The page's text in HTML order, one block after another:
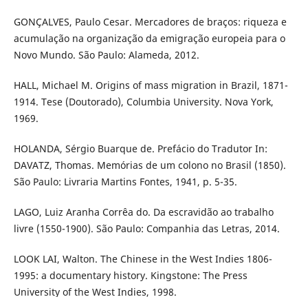
GONÇALVES, Paulo Cesar. Mercadores de braços: riqueza e
acumulação na organização da emigração europeia para o
Novo Mundo. São Paulo: Alameda, 2012.
HALL, Michael M. Origins of mass migration in Brazil, 1871-
1914. Tese (Doutorado), Columbia University. Nova York,
1969.
HOLANDA, Sérgio Buarque de. Prefácio do Tradutor In:
DAVATZ, Thomas. Memórias de um colono no Brasil (1850).
São Paulo: Livraria Martins Fontes, 1941, p. 5-35.
LAGO, Luiz Aranha Corrêa do. Da escravidão ao trabalho
livre (1550-1900). São Paulo: Companhia das Letras, 2014.
LOOK LAI, Walton. The Chinese in the West Indies 1806-
1995: a documentary history. Kingstone: The Press
University of the West Indies, 1998.